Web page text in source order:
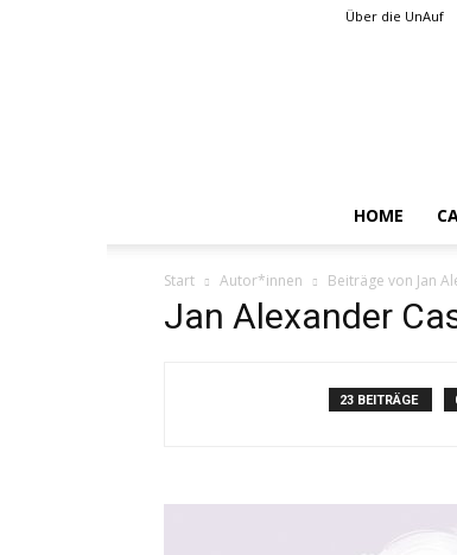
Über die UnAuf
HOME
Start Autor*innen Beiträge von Jan
Jan Alexander
23 BEITRÄGE